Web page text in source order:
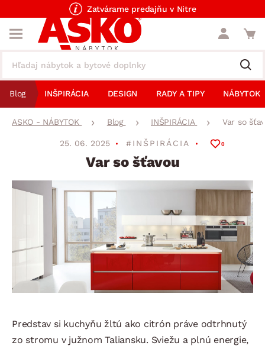
Zatvárame predajňu v Nitre
Blog INŠPIRÁCIA DESIGN RADY A TIPY NÁBYTOK
ASKO - NÁBYTOK Blog INŠPIRÁCIA Var so
25. 06. 2025 #INŠPIRÁCIA 0
Var so šťavou
Predstav si kuchyňu žltú ako citrón práve odtrhnutý
zo stromu v južnom Taliansku. Sviežu a plnú energie,